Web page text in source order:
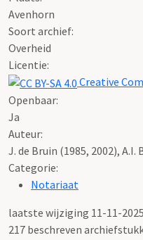
Avenhorn
Soort archief:
Overheid
Licentie:
Creative
Openbaar:
Ja
Auteur:
J. de Bruin (1985, 2002), A.I.
Categorie:
Notariaat
laatste wijziging 11-11-2025
217 beschreven